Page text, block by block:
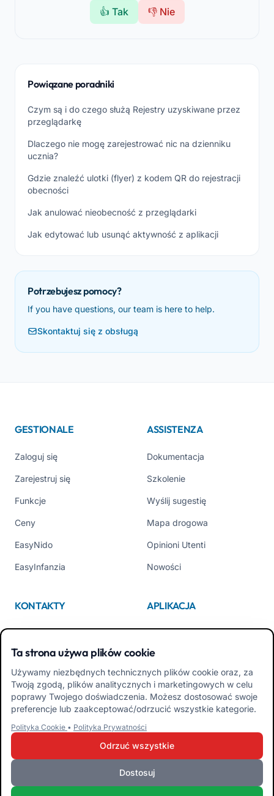
👍 Tak
👎 Nie
Powiązane poradniki
Czym są i do czego służą Rejestry uzyskiwane przez
przeglądarkę
Dlaczego nie mogę zarejestrować nic na dzienniku
ucznia?
Gdzie znaleźć ulotki (flyer) z kodem QR do rejestracji
obecności
Jak anulować nieobecność z przeglądarki
Jak edytować lub usunąć aktywność z aplikacji
Potrzebujesz pomocy?
If you have questions, our team is here to help.
Skontaktuj się z obsługą
GESTIONALE
Zaloguj się
Zarejestruj się
Funkcje
Ceny
EasyNido
EasyInfanzia
ASSISTENZA
Dokumentacja
Szkolenie
Wyślij sugestię
Mapa drogowa
Opinioni Utenti
Nowości
KONTAKTY
Kim jesteśmy
Contattaci
Tel +39 02 84152514
APLIKACJA
App Store
Google Play
Pobierz APK Aplikacja dla
Rodzin
Pobierz APK Aplikacja dla
Ta strona używa plików cookie
Używamy niezbędnych technicznych plików cookie oraz, za
Twoją zgodą, plików analitycznych i marketingowych w celu
poprawy Twojego doświadczenia. Możesz dostosować swoje
preferencje lub zaakceptować/odrzucić wszystkie kategorie.
Polityka Cookie • Polityka Prywatności
Odrzuć wszystkie
Dostosuj